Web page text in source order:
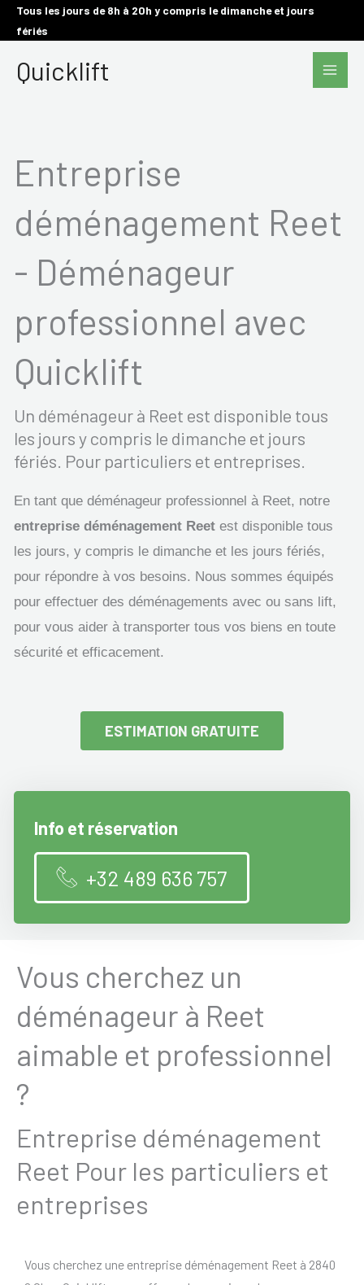
AllerTous les jours de 8h à 20h y compris le dimanche et jours
fériés
Quicklift
Main
Entreprise
déménagement Reet
- Déménageur
professionnel avec
Quicklift
Un déménageur à Reet est disponible tous
les jours y compris le dimanche et jours
fériés. Pour particuliers et entreprises.
En tant que déménageur professionnel à Reet, notre
entreprise déménagement Reet est disponible tous
les jours, y compris le dimanche et les jours fériés,
pour répondre à vos besoins. Nous sommes équipés
pour effectuer des déménagements avec ou sans lift,
pour vous aider à transporter tous vos biens en toute
sécurité et efficacement.
ESTIMATION GRATUITE
Info et réservation
+32 489 636 757
Vous cherchez un
déménageur à Reet
aimable et professionnel
?
Entreprise déménagement
Reet Pour les particuliers et
entreprises
Vous cherchez une entreprise déménagement Reet à 2840